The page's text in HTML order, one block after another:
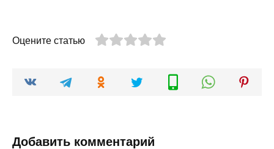
Оцените статью
Добавить комментарий